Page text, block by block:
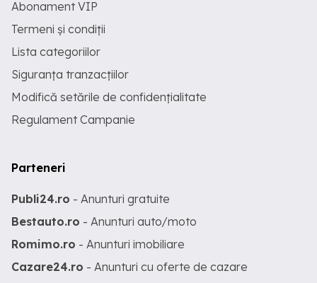
Abonament VIP
Termeni și condiții
Lista categoriilor
Siguranța tranzacțiilor
Modifică setările de confidențialitate
Regulament Campanie
Parteneri
Publi24.ro - Anunturi gratuite
Bestauto.ro - Anunturi auto/moto
Romimo.ro - Anunturi imobiliare
Cazare24.ro - Anunturi cu oferte de cazare